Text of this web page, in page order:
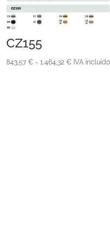
CZ155
843,57 € - 1.464,32 €Rango
IVA incluido